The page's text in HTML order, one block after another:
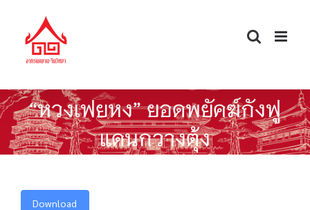
content
“หวงเฟยหง” ยอดพยัคฆ์กังฟู
แดนกวางตุ้ง
Download